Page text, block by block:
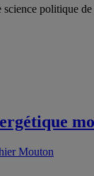
science politique
Mouton